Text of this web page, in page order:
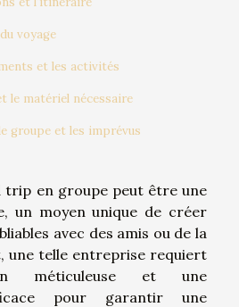
voyage
et les activités
le matériel nécessaire
groupe et les imprévus
trip en groupe peut être une
un moyen unique de créer
avec des amis ou de la
une telle entreprise requiert
méticuleuse et une
pour garantir une